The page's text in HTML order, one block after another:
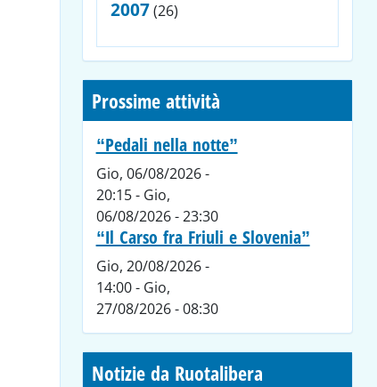
2007(26)
Prossime attività
“Pedali nella notte”
Gio, 06/08/2026 -
20:15- Gio,
06/08/2026 - 23:30
“Il Carso fra Friuli e Slovenia”
Gio, 20/08/2026 -
14:00- Gio,
27/08/2026 - 08:30
Notizie da Ruotalibera